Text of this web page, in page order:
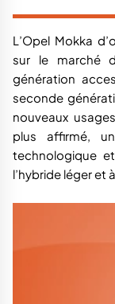
L’Opel Mokka
sur le marché
génération
seconde
nouveaux
plus affirmé,
technologique
l’hybride léger et